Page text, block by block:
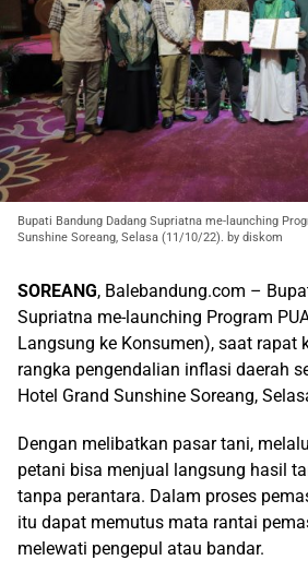
Bupati Bandung Dadang Supriatna me-launching
Sunshine Soreang, Selasa (11/10/22). by diskom
SOREANG, Balebandung.com –
Supriatna me-launching Program
Langsung ke Konsumen), saat rapat
rangka pengendalian inflasi daerah
Hotel Grand Sunshine Soreang,
Dengan melibatkan pasar tani,
petani bisa menjual langsung hasil
tanpa perantara. Dalam proses
itu dapat memutus mata rantai
melewati pengepul atau bandar.